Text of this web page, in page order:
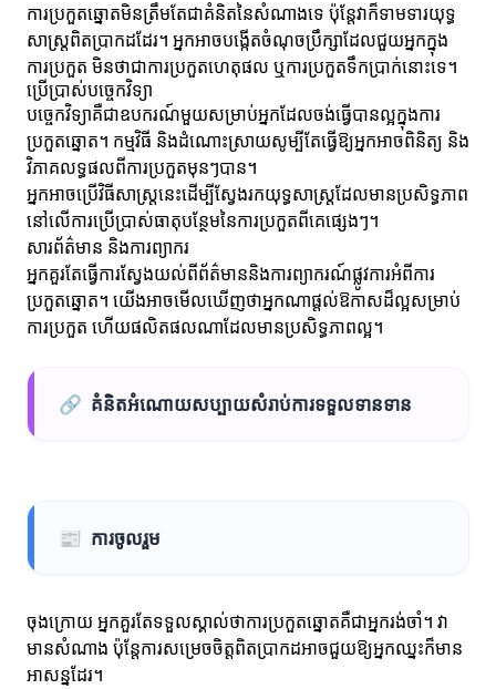
ការប្រកួតឆ្នោតមិនត្រឹមតែជាគំនិតនៃសំណាងទេ ប៉ុន្តែវាក៏ទាមទារយុទ្ធ
សាស្ត្រពិតប្រាកដដែរ។ អ្នកអាចបង្កើតចំណុចប្រឹក្សាដែលជួយអ្នកក្នុង
ការប្រកួត មិនថាជាការប្រកួតហេតុផល ឬការប្រកួតទឹកប្រាក់នោះទេ។
ប្រើប្រាស់បច្ចេកវិទ្យា
បច្ចេកវិទ្យាគឺជាឧបករណ៍មួយសម្រាប់អ្នកដែលចង់ធ្វើបានល្អក្នុងការ
ប្រកួតឆ្នោត។ កម្មវិធី និងដំណោះស្រាយសូម្បីតែធ្វើឱ្យអ្នកអាចពិនិត្យ និង
វិភាគលទ្ធផលពីការប្រកួតមុនៗបាន។
អ្នកអាចប្រើវិធីសាស្ត្រនេះដើម្បីស្វែងរកយុទ្ធសាស្ត្រដែលមានប្រសិទ្ធភាព
នៅលើការប្រើប្រាស់ធាតុបន្ថែមនៃការប្រកួតពីគេផ្សេងៗ។
សារព័ត៌មាន និងការព្យាករ
អ្នកគួរតែធ្វើការស្វែងយល់ពីព័ត៌មាននិងការព្យាករណ៍ផ្លូវការអំពីការ
ប្រកួតឆ្នោត។ យើងអាចមើលឃើញថាអ្នកណាផ្តល់ឱកាសដ៏ល្អសម្រាប់
ការប្រកួត ហើយផលិតផលណាដែលមានប្រសិទ្ធភាពល្អ។
🔗 គំនិតអំណោយសប្បាយសំរាប់ការទទួលទានទាន
📰 ការចូលរួម
ចុងក្រោយ អ្នកគួរតែទទួលស្គាល់ថាការប្រកួតឆ្នោតគឺជាអ្នករង់ចាំ។ វា
មានសំណាង ប៉ុន្តែការសម្រេចចិត្តពិតប្រាកដអាចជួយឱ្យអ្នកឈ្នះក៏មាន
អាសន្នដែរ។